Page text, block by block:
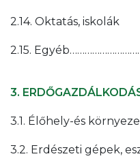
2.14. Oktatás, iskolák
2.15.
3.
3.1. Élőhely-és
3.2. Erdészeti gépek,